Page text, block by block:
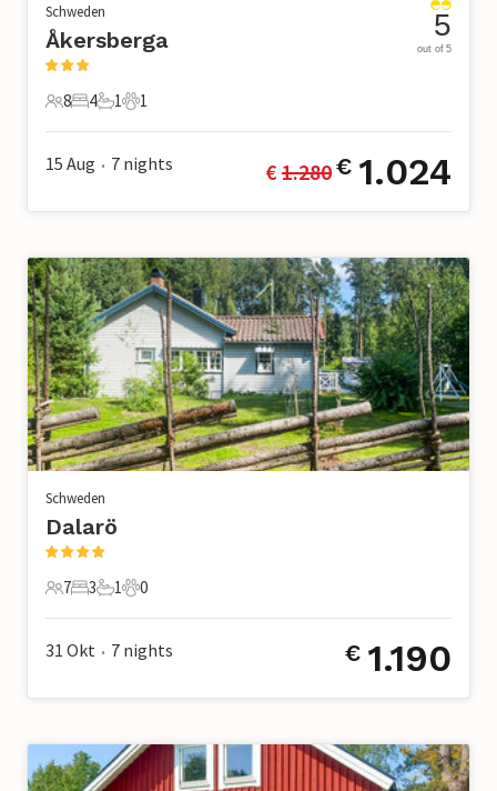
Schweden
Åkersberga
8 Gäste
8
4 Schlafzimmer
4
1 Badezimmer
1
1 Haustier
1
5
out of 5
15 Aug • 7 nights € 1.280€ 1.024
Schweden
Dalarö
7 Gäste
7
3 Schlafzimmer
3
1 Badezimmer
1
0 Haustiere
0
31 Okt • 7 nights € 1.190